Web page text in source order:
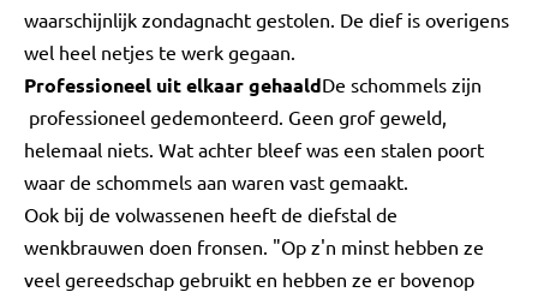
waarschijnlijk zondagnacht gestolen. De dief is overigens
wel heel netjes te werk gegaan.
Professioneel uit elkaar gehaaldDe schommels zijn
professioneel gedemonteerd. Geen grof geweld,
helemaal niets. Wat achter bleef was een stalen poort
waar de schommels aan waren vast gemaakt.
Ook bij de volwassenen heeft de diefstal de
wenkbrauwen doen fronsen. "Op z'n minst hebben ze
veel gereedschap gebruikt en hebben ze er bovenop